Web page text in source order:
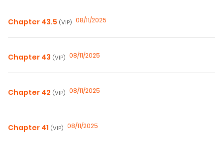
Chapter 43.5 (VIP) 08/11/2025
Chapter 43 (VIP) 08/11/2025
Chapter 42 (VIP) 08/11/2025
Chapter 41 (VIP) 08/11/2025